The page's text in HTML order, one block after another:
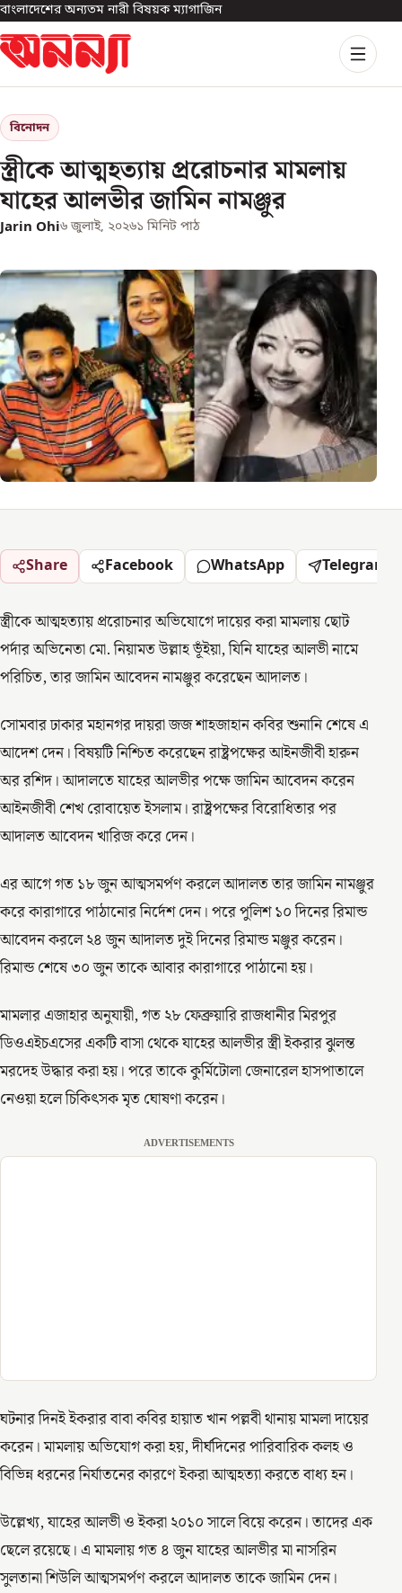
বাংলাদেশের অন্যতম নারী বিষয়ক ম্যাগাজিন
বিনোদন
স্ত্রীকে আত্মহত্যায় প্ররোচনার মামলায়
যাহের আলভীর জামিন নামঞ্জুর
Jarin Ohi৬ জুলাই, ২০২৬১ মিনিট পাঠ
Share Facebook WhatsApp Telegram
স্ত্রীকে আত্মহত্যায় প্ররোচনার অভিযোগে দায়ের করা মামলায় ছোট
পর্দার অভিনেতা মো. নিয়ামত উল্লাহ ভূঁইয়া, যিনি যাহের আলভী নামে
পরিচিত, তার জামিন আবেদন নামঞ্জুর করেছেন আদালত।
সোমবার ঢাকার মহানগর দায়রা জজ শাহজাহান কবির শুনানি শেষে এ
আদেশ দেন। বিষয়টি নিশ্চিত করেছেন রাষ্ট্রপক্ষের আইনজীবী হারুন
অর রশিদ। আদালতে যাহের আলভীর পক্ষে জামিন আবেদন করেন
আইনজীবী শেখ রোবায়েত ইসলাম। রাষ্ট্রপক্ষের বিরোধিতার পর
আদালত আবেদন খারিজ করে দেন।
এর আগে গত ১৮ জুন আত্মসমর্পণ করলে আদালত তার জামিন নামঞ্জুর
করে কারাগারে পাঠানোর নির্দেশ দেন। পরে পুলিশ ১০ দিনের রিমান্ড
আবেদন করলে ২৪ জুন আদালত দুই দিনের রিমান্ড মঞ্জুর করেন।
রিমান্ড শেষে ৩০ জুন তাকে আবার কারাগারে পাঠানো হয়।
মামলার এজাহার অনুযায়ী, গত ২৮ ফেব্রুয়ারি রাজধানীর মিরপুর
ডিওএইচএসের একটি বাসা থেকে যাহের আলভীর স্ত্রী ইকরার ঝুলন্ত
মরদেহ উদ্ধার করা হয়। পরে তাকে কুর্মিটোলা জেনারেল হাসপাতালে
নেওয়া হলে চিকিৎসক মৃত ঘোষণা করেন।
ADVERTISEMENTS
ঘটনার দিনই ইকরার বাবা কবির হায়াত খান পল্লবী থানায় মামলা দায়ের
করেন। মামলায় অভিযোগ করা হয়, দীর্ঘদিনের পারিবারিক কলহ ও
বিভিন্ন ধরনের নির্যাতনের কারণে ইকরা আত্মহত্যা করতে বাধ্য হন।
উল্লেখ্য, যাহের আলভী ও ইকরা ২০১০ সালে বিয়ে করেন। তাদের এক
ছেলে রয়েছে। এ মামলায় গত ৪ জুন যাহের আলভীর মা নাসরিন
সুলতানা শিউলি আত্মসমর্পণ করলে আদালত তাকে জামিন দেন।